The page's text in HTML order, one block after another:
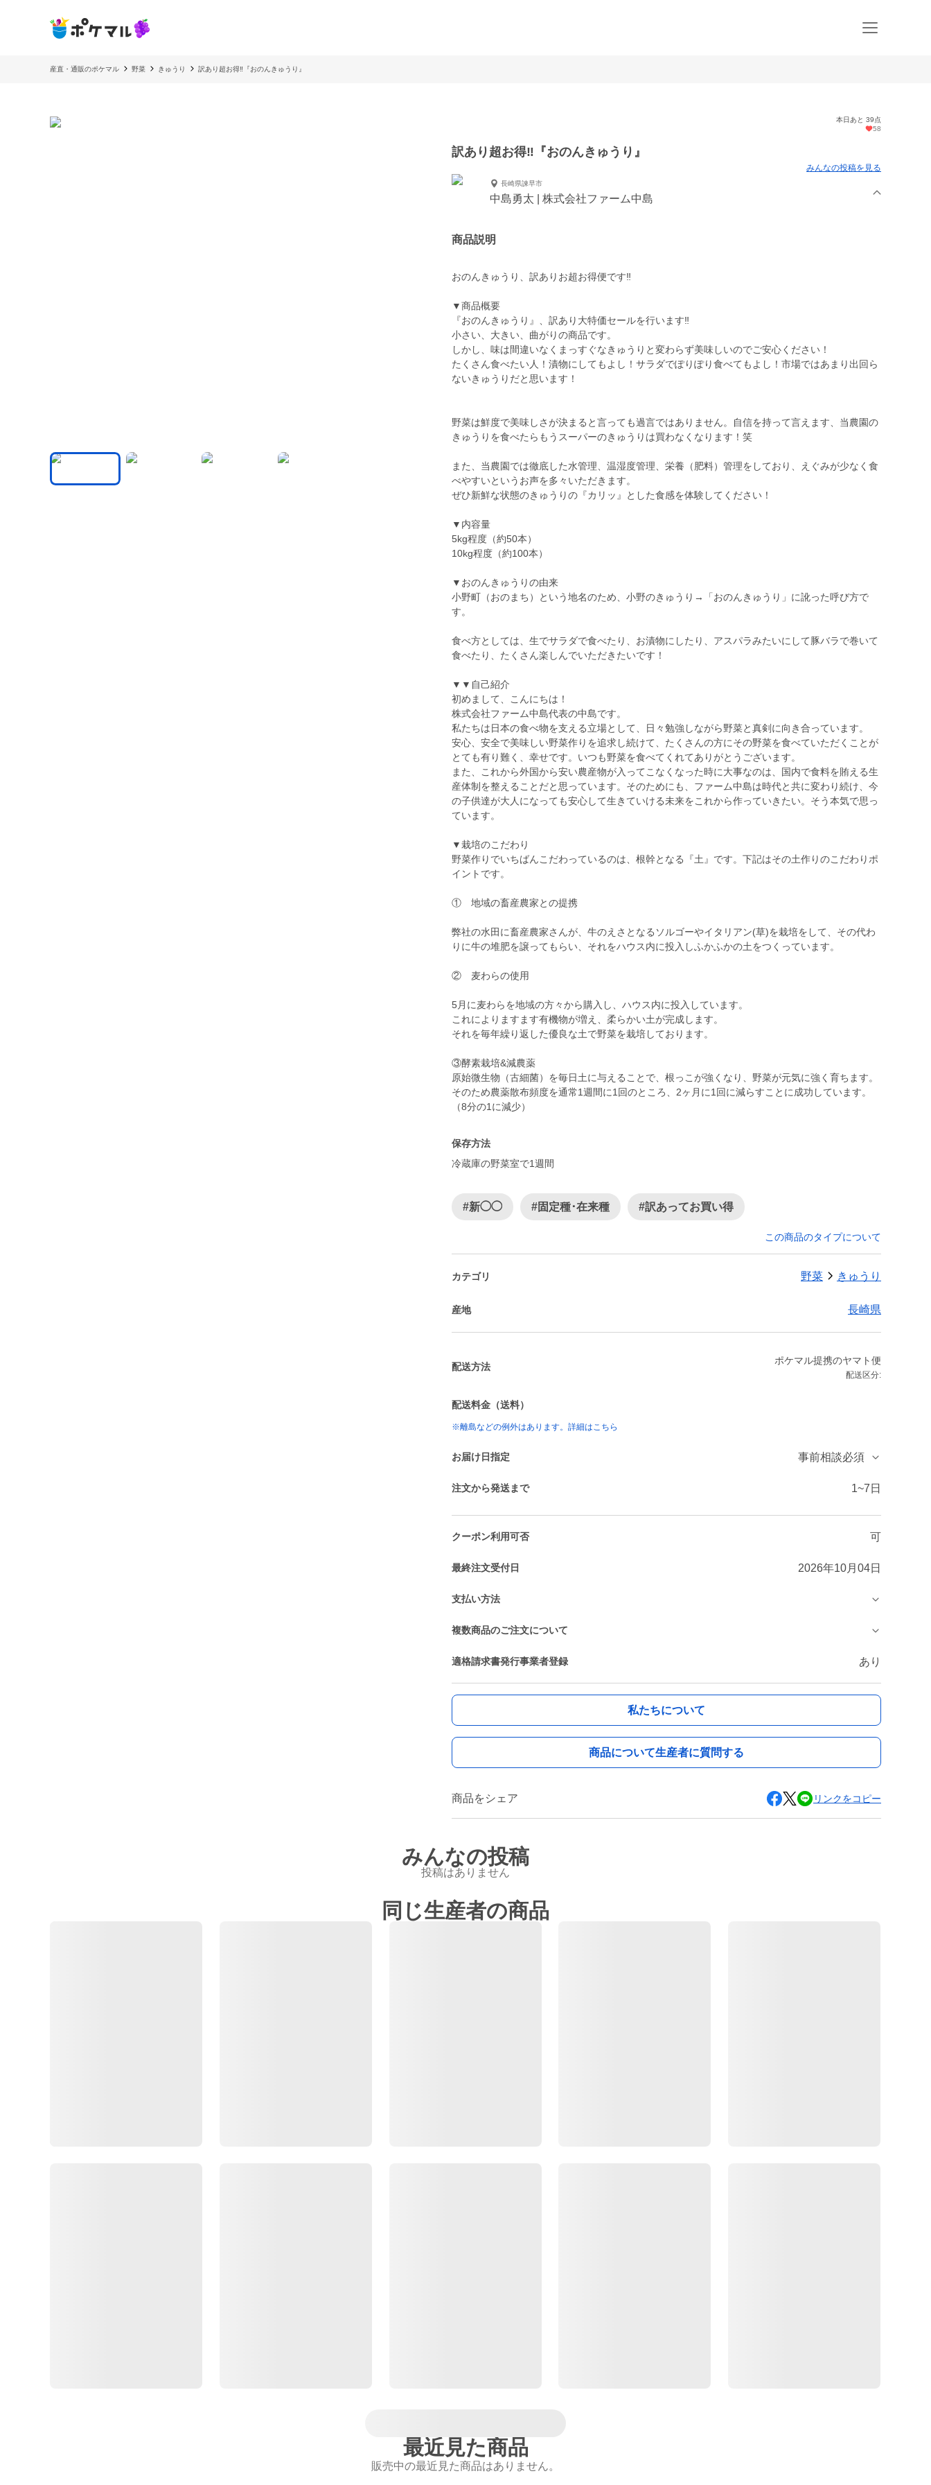
産直・通販のポケマル 野菜 きゅうり 訳あり超お得‼️『おのんきゅうり』
本日あと 39点
58
訳あり超お得‼️『おのんきゅうり』
みんなの投稿を見る
長崎県諫早市
中島勇太 | 株式会社ファーム中島
商品説明
おのんきゅうり、訳ありお超お得便です‼️
▼商品概要
『おのんきゅうり』、訳あり大特価セールを行います‼️
小さい、大きい、曲がりの商品です。
しかし、味は間違いなくまっすぐなきゅうりと変わらず美味しいのでご安心ください！
たくさん食べたい人！漬物にしてもよし！サラダでぽりぽり食べてもよし！市場ではあまり出回ら
ないきゅうりだと思います！
野菜は鮮度で美味しさが決まると言っても過言ではありません。自信を持って言えます、当農園の
きゅうりを食べたらもうスーパーのきゅうりは買わなくなります！笑
また、当農園では徹底した水管理、温湿度管理、栄養（肥料）管理をしており、えぐみが少なく食
べやすいというお声を多々いただきます。
ぜひ新鮮な状態のきゅうりの『カリッ』とした食感を体験してください！
▼内容量
5kg程度（約50本）
10kg程度（約100本）
▼おのんきゅうりの由来
小野町（おのまち）という地名のため、小野のきゅうり→「おのんきゅうり」に訛った呼び方で
す。
食べ方としては、生でサラダで食べたり、お漬物にしたり、アスパラみたいにして豚バラで巻いて
食べたり、たくさん楽しんでいただきたいです！
▼▼自己紹介
初めまして、こんにちは！
株式会社ファーム中島代表の中島です。
私たちは日本の食べ物を支える立場として、日々勉強しながら野菜と真剣に向き合っています。
安心、安全で美味しい野菜作りを追求し続けて、たくさんの方にその野菜を食べていただくことが
とても有り難く、幸せです。いつも野菜を食べてくれてありがとうございます。
また、これから外国から安い農産物が入ってこなくなった時に大事なのは、国内で食料を賄える生
産体制を整えることだと思っています。そのためにも、ファーム中島は時代と共に変わり続け、今
の子供達が大人になっても安心して生きていける未来をこれから作っていきたい。そう本気で思っ
ています。
▼栽培のこだわり
野菜作りでいちばんこだわっているのは、根幹となる『土』です。下記はその土作りのこだわりポ
イントです。
① 地域の畜産農家との提携
弊社の水田に畜産農家さんが、牛のえさとなるソルゴーやイタリアン(草)を栽培をして、その代わ
りに牛の堆肥を譲ってもらい、それをハウス内に投入しふかふかの土をつくっています。
② 麦わらの使用
5月に麦わらを地域の方々から購入し、ハウス内に投入しています。
これによりますます有機物が増え、柔らかい土が完成します。
それを毎年繰り返した優良な土で野菜を栽培しております。
③酵素栽培&減農薬
原始微生物（古細菌）を毎日土に与えることで、根っこが強くなり、野菜が元気に強く育ちます。
そのため農薬散布頻度を通常1週間に1回のところ、2ヶ月に1回に減らすことに成功しています。
保存方法
冷蔵庫の野菜室で1週間
#新◯◯ #固定種･在来種 #訳あってお買い得
この商品のタイプについて
カテゴリ 野菜 きゅうり
産地 長崎県
配送方法
ポケマル提携のヤマト便
配送区分:
配送料金（送料）
※離島などの例外はあります。詳細はこちら
お届け日指定 事前相談必須
注文から発送まで 1~7日
クーポン利用可否 可
最終注文受付日 2026年10月04日
支払い方法
複数商品のご注文について
適格請求書発行事業者登録 あり
私たちについて
商品について生産者に質問する
商品をシェア リンクをコピー
みんなの投稿
投稿はありません
同じ生産者の商品
最近見た商品
販売中の最近見た商品はありません。